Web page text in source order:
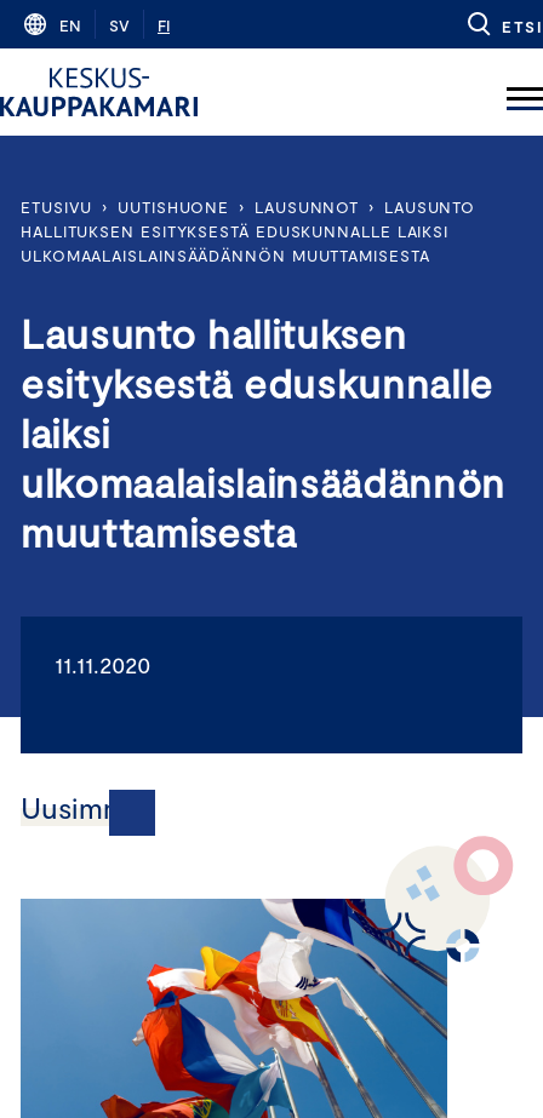
Skip
content
EN SV FI ETSI
ETUSIVU › UUTISHUONE › LAUSUNNOT ›
LAUSUNTO
HALLITUKSEN ESITYKSESTÄ EDUSKUNNALLE LAIKSI
ULKOMAALAISLAINSÄÄDÄNNÖN MUUTTAMISESTA
Lausunto hallituksen
esityksestä eduskunnalle
laiksi
ulkomaalaislainsäädännön
muuttamisesta
11.11.2020
Uusimmat